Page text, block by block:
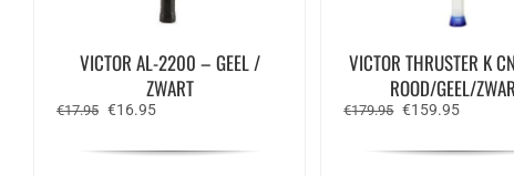
VICTOR AL-2200 – GEEL /
ZWART
€17.95 Oorspronkelijke
€16.95Huidige
VICTOR THRUSTER K
ROOD/GEEL/
€179.95 Oorspronkelijke
€159.95Huidige